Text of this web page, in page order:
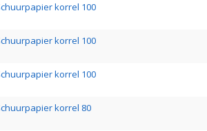
korrel 100
korrel 100
korrel 100
korrel 80